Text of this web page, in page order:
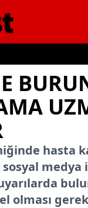
hasta
olması